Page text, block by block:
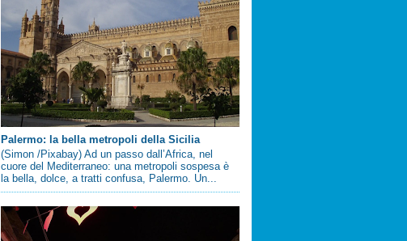
Palermo: la bella metropoli della Sicilia
(Simon /Pixabay) Ad un passo dall’Africa, nel
cuore del Mediterraneo: una metropoli sospesa è
la bella, dolce, a tratti confusa, Palermo. Un...